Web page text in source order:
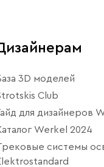
3D моделей
Club
для дизайнеров
Werkel 2024
системы